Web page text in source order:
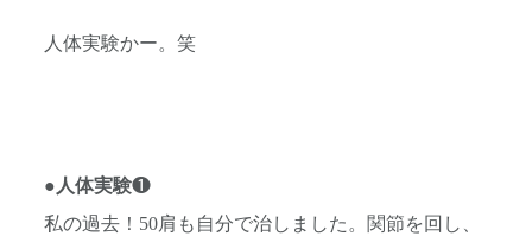
人体実験かー。笑
●人体実験❶
私の過去！50肩も自分で治しました。関節を回し、